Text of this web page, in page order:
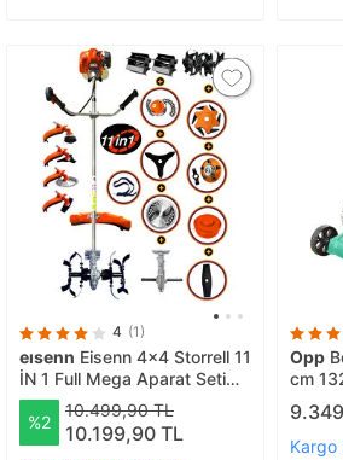
4 (1)
eısenn Eisenn 4x4 Storrell 11
İN 1 Full Mega Aparat Seti
Hediyeli 20 HPX Motorlu Yan
Tipi Ot Çim Çalı Biçme
Tırpanı
%2
10.499,90 TL
10.199,90 TL
Opp
cm
Kargo